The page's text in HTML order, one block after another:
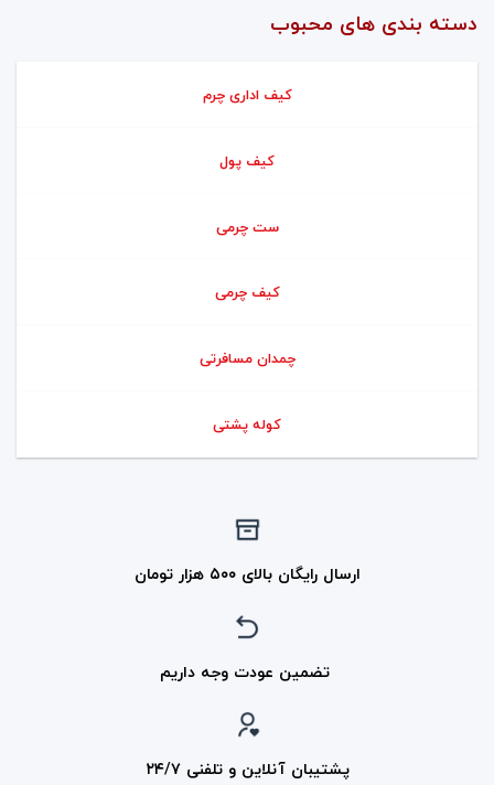
دسته بندی های محبوب
کیف اداری چرم
کیف پول
ست چرمی
کیف چرمی
چمدان مسافرتی
کوله پشتی
ارسال رایگان بالای ۵۰۰ هزار تومان
تضمین عودت وجه داریم
پشتیبان آنلاین و تلفنی ۲۴/۷